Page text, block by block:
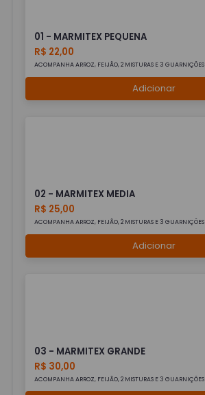
01 - MARMITEX PEQUENA
R$ 22,00
ACOMPANHA ARROZ, FEIJÃO, 2 MISTURAS E 3 GUARNIÇÕES
Adicionar
02 - MARMITEX MEDIA
R$ 25,00
ACOMPANHA ARROZ, FEIJÃO, 2 MISTURAS E 3 GUARNIÇÕES
Adicionar
03 - MARMITEX GRANDE
R$ 30,00
ACOMPANHA ARROZ, FEIJÃO, 2 MISTURAS E 3 GUARNIÇÕES